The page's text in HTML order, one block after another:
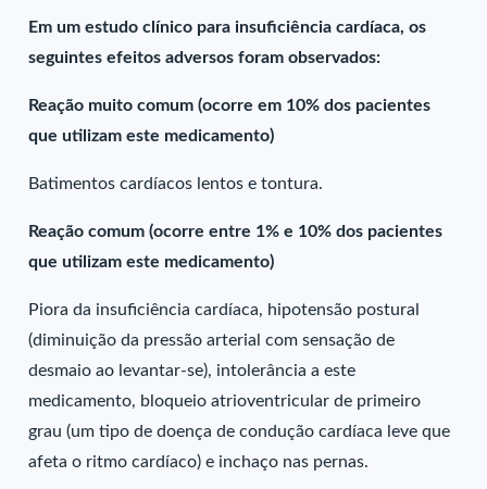
Em um estudo clínico para insuficiência cardíaca, os
seguintes efeitos adversos foram observados:
Reação muito comum (ocorre em 10% dos pacientes
que utilizam este medicamento)
Batimentos cardíacos lentos e tontura.
Reação comum (ocorre entre 1% e 10% dos pacientes
que utilizam este medicamento)
Piora da insuficiência cardíaca, hipotensão postural
(diminuição da pressão arterial com sensação de
desmaio ao levantar-se), intolerância a este
medicamento, bloqueio atrioventricular de primeiro
grau (um tipo de doença de condução cardíaca leve que
afeta o ritmo cardíaco) e inchaço nas pernas.